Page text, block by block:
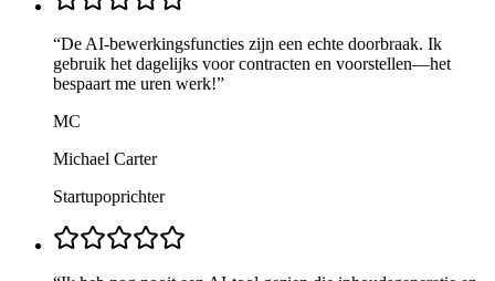
“De AI-bewerkingsfuncties zijn een echte doorbraak. Ik
gebruik het dagelijks voor contracten en voorstellen—het
bespaart me uren werk!”
MC
Michael Carter
Startupoprichter